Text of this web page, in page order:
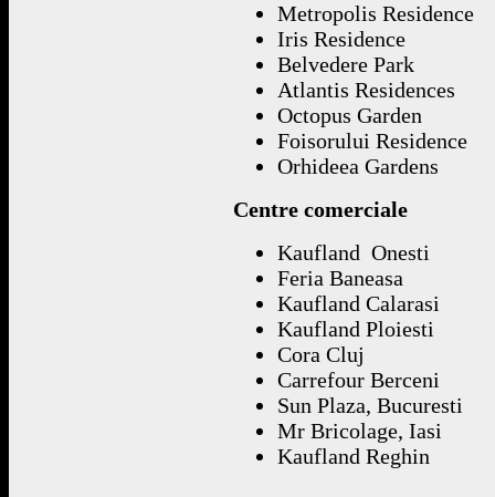
Metropolis Residence
Iris Residence
Belvedere Park
Atlantis Residences
Octopus Garden
Foisorului Residence
Orhideea Gardens
Centre comerciale
Kaufland Onesti
Feria Baneasa
Kaufland Calarasi
Kaufland Ploiesti
Cora Cluj
Carrefour Berceni
Sun Plaza, Bucuresti
Mr Bricolage, Iasi
Kaufland Reghin